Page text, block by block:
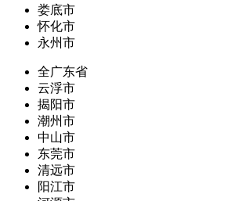
娄底市
怀化市
永州市
全广东省
云浮市
揭阳市
潮州市
中山市
东莞市
清远市
阳江市